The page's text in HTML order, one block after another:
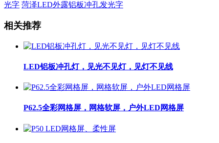
光字 菏泽LED外露铝板冲孔发光字
相关推荐
LED铝板冲孔灯，见光不见灯，见灯不见线
P62.5全彩网格屏，网格软屏，户外LED网格屏